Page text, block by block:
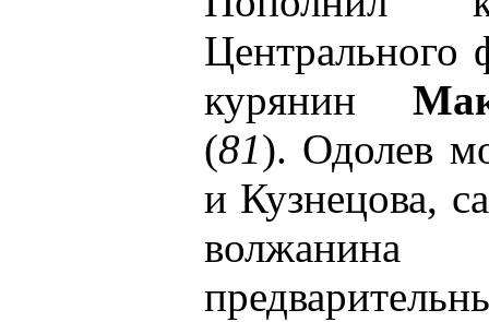
Центрального
курянин
(81). Одолев
и Кузнецова,